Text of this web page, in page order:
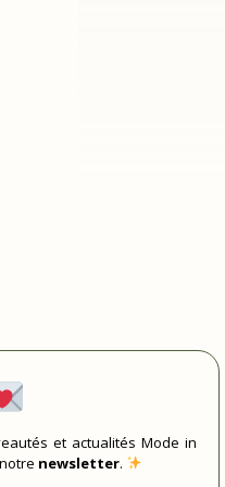
et actualités Mode in
newsletter.